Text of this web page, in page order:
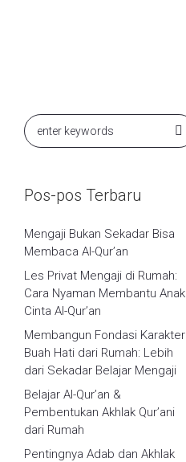
Pos-pos Terbaru
Mengaji Bukan Sekadar Bisa
Membaca Al-Qur’an
Les Privat Mengaji di Rumah:
Cara Nyaman Membantu Anak
Cinta Al-Qur’an
Membangun Fondasi Karakter
Buah Hati dari Rumah: Lebih
dari Sekadar Belajar Mengaji
Belajar Al-Qur’an &
Pembentukan Akhlak Qur’ani
dari Rumah
Pentingnya Adab dan Akhlak